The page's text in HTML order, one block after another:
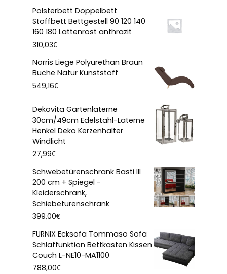
Polsterbett Doppelbett
Stoffbett Bettgestell 90 120 140
160 180 Lattenrost anthrazit
310,03€
Norris Liege Polyurethan Braun
Buche Natur Kunststoff
549,16€
Dekovita Gartenlaterne
30cm/49cm Edelstahl-Laterne
Henkel Deko Kerzenhalter
Windlicht
27,99€
Schwebetürenschrank Basti III
200 cm + Spiegel -
Kleiderschrank,
Schiebetürenschrank
399,00€
FURNIX Ecksofa Tommaso Sofa
Schlaffunktion Bettkasten Kissen
Couch L-NE10-MA1100
788,00€